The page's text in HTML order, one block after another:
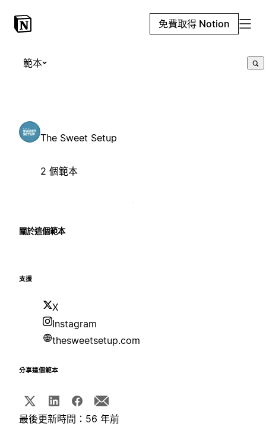
免費取得 Notion
範本
The Sweet Setup
2 個範本
關於這個範本
支援
X
Instagram
thesweetsetup.com
分享這個範本
最後更新時間：56 年前